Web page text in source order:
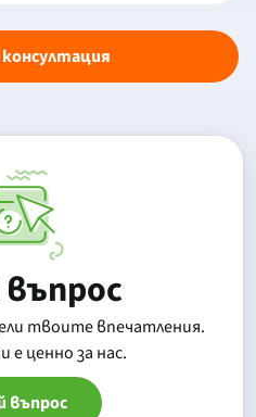
твоите впечатления.
е ценно за нас.
въпрос